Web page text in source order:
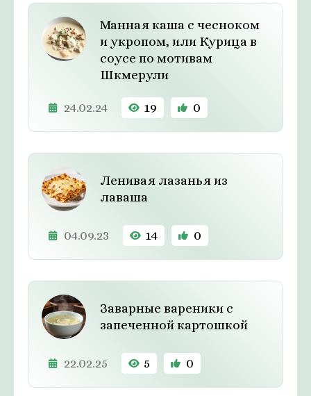
Манная каша с чесноком
и укропом, или Курица в
соусе по мотивам
Шкмерули
24.02.24 19 0
Ленивая лазанья из
лаваша
04.09.23 14 0
Заварные вареники с
запеченной картошкой
22.02.25 5 0